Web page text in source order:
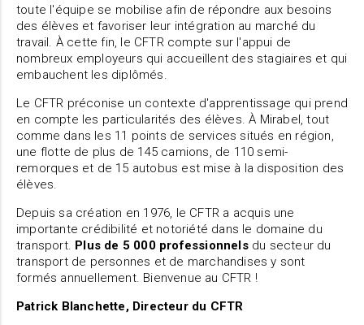
toute l'équipe se mobilise afin de répondre aux besoins
des élèves et favoriser leur intégration au marché du
travail. À cette fin, le CFTR compte sur l'appui de
nombreux employeurs qui accueillent des stagiaires et qui
embauchent les diplômés.
Le CFTR préconise un contexte d'apprentissage qui prend
en compte les particularités des élèves. À Mirabel, tout
comme dans les 11 points de services situés en région,
une flotte de plus de 145 camions, de 110 semi-
remorques et de 15 autobus est mise à la disposition des
élèves.
Depuis sa création en 1976, le CFTR a acquis une
importante crédibilité et notoriété dans le domaine du
transport. Plus de 5 000 professionnelsdu secteur du
transport de personnes et de marchandises y sont
formés annuellement. Bienvenue au CFTR !
Patrick Blanchette, Directeur du CFTR